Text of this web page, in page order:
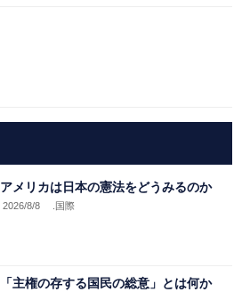
アメリカは日本の憲法をどうみるのか
2026/8/8 .国際
「主権の存する国民の総意」とは何か